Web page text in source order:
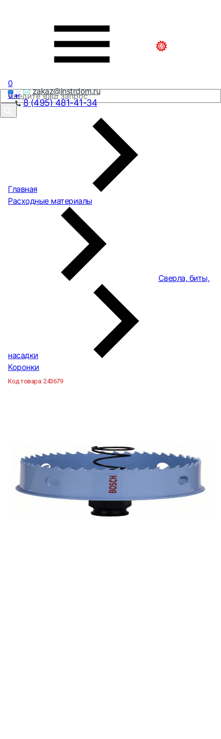
zakaz@instrdom.ru
8 (495) 481-41-34
0
0₽
Главная
Расходные материалы
Сверла, биты,
насадки
Коронки
Код товара:243679